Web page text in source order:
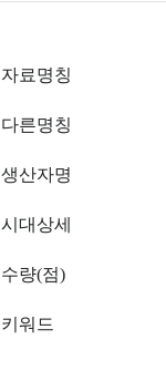
자료명칭
다른명칭
생산자명
시대상세
수량(점)
키워드